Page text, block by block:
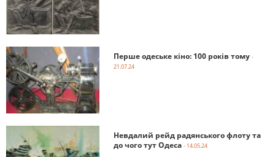
Перше одеське кіно: 100 років тому -
21.07.24
Невдалий рейд радянського флоту та
до чого тут Одеса - 14.05.24